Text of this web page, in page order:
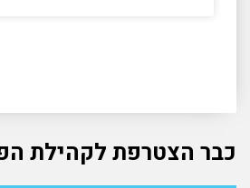
כבר הצטרפת לקהילת